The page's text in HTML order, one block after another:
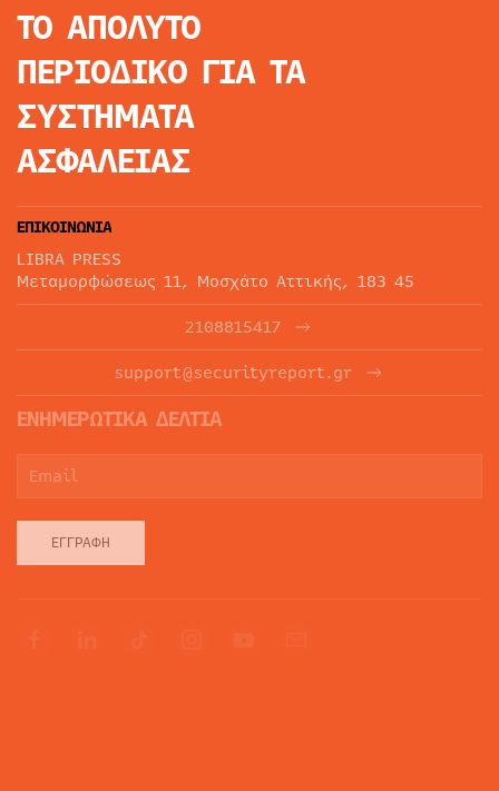
ΤΟ ΑΠΟΛΥΤΟ
ΠΕΡΙΟΔΙΚΟ ΓΙΑ ΤΑ
ΣΥΣΤΗΜΑΤΑ
ΑΣΦΑΛΕΙΑΣ
ΕΠΙΚΟΙΝΩΝΙΑ
LIBRA PRESS
Μεταμορφώσεως 11, Μοσχάτο Αττικής, 183 45
2108815417
support@securityreport.gr
ΕΝΗΜΕΡΩΤΙΚΑ ΔΕΛΤΙΑ
ΕΓΓΡΑΦΉ